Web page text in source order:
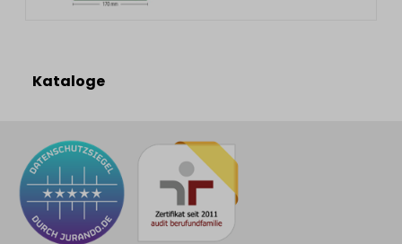
Kataloge